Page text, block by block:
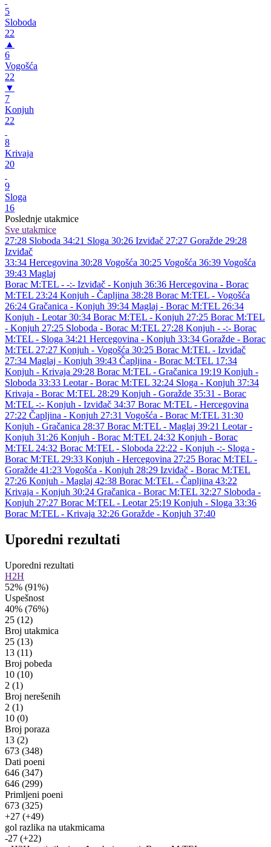
5
Sloboda
22
▲
6
Vogošća
22
▼
7
Konjuh
22
8
Krivaja
20
9
Sloga
16
Poslednje utakmice
Sve utakmice
27:28 Sloboda 34:21 Sloga 30:26 Izviđač 27:27 Goražde 29:28
Izviđač
33:34 Hercegovina 30:28 Vogošća 30:25 Vogošća 36:39 Vogošća
39:43 Maglaj
Borac M:TEL - -:- Izviđač - Konjuh 36:36 Hercegovina - Borac
M:TEL 23:24 Konjuh - Čapljina 38:28 Borac M:TEL - Vogošća
26:24 Gračanica - Konjuh 39:34 Maglaj - Borac M:TEL 26:34
Konjuh - Leotar 30:34 Borac M:TEL - Konjuh 27:25 Borac M:TEL
- Konjuh 27:25 Sloboda - Borac M:TEL 27:28 Konjuh - -:- Borac
M:TEL - Sloga 34:21 Hercegovina - Konjuh 33:34 Goražde - Borac
M:TEL 27:27 Konjuh - Vogošća 30:25 Borac M:TEL - Izviđač
27:34 Maglaj - Konjuh 39:43 Čapljina - Borac M:TEL 17:34
Konjuh - Krivaja 29:28 Borac M:TEL - Gračanica 19:19 Konjuh -
Sloboda 33:33 Leotar - Borac M:TEL 32:24 Sloga - Konjuh 37:34
Krivaja - Borac M:TEL 28:29 Konjuh - Goražde 35:31 - Borac
M:TEL -:- Konjuh - Izviđač 34:37 Borac M:TEL - Hercegovina
27:22 Čapljina - Konjuh 27:31 Vogošća - Borac M:TEL 31:30
Konjuh - Gračanica 28:37 Borac M:TEL - Maglaj 39:21 Leotar -
Konjuh 31:26 Konjuh - Borac M:TEL 24:32 Konjuh - Borac
M:TEL 24:32 Borac M:TEL - Sloboda 22:22 - Konjuh -:- Sloga -
Borac M:TEL 29:33 Konjuh - Hercegovina 27:25 Borac M:TEL -
Goražde 41:23 Vogošća - Konjuh 28:29 Izviđač - Borac M:TEL
27:26 Konjuh - Maglaj 42:38 Borac M:TEL - Čapljina 43:22
Krivaja - Konjuh 30:24 Gračanica - Borac M:TEL 32:27 Sloboda -
Konjuh 27:27 Borac M:TEL - Leotar 25:19 Konjuh - Sloga 33:36
Borac M:TEL - Krivaja 32:26 Goražde - Konjuh 37:40
Uporedni rezultati
Uporedni rezultati
H2H
52% (91%)
Uspešnost
40% (76%)
25 (12)
Broj utakmica
25 (13)
13 (11)
Broj pobeda
10 (10)
2 (1)
Broj nerešenih
2 (1)
10 (0)
Broj poraza
13 (2)
673 (348)
Dati poeni
646 (347)
646 (299)
Primljeni poeni
673 (325)
+27 (+49)
gol razlika na utakmicama
-27 (+22)